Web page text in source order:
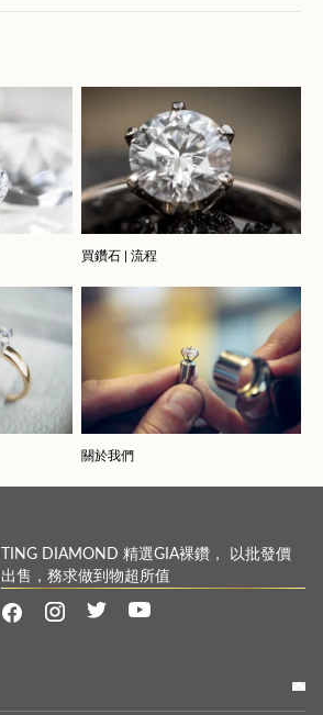
買鑽石 | 流程
關於我們
TING DIAMOND 精選GIA裸鑽， 以批發價
出售，務求做到物超所值